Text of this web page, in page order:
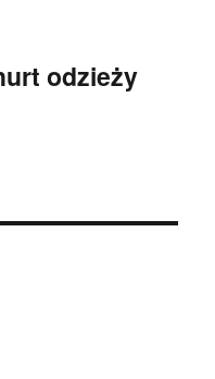
odzieży